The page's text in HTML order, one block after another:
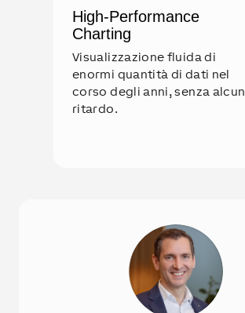
High-Performance
Charting
Visualizzazione fluida di
enormi quantità di dati nel
corso degli anni, senza alcun
ritardo.